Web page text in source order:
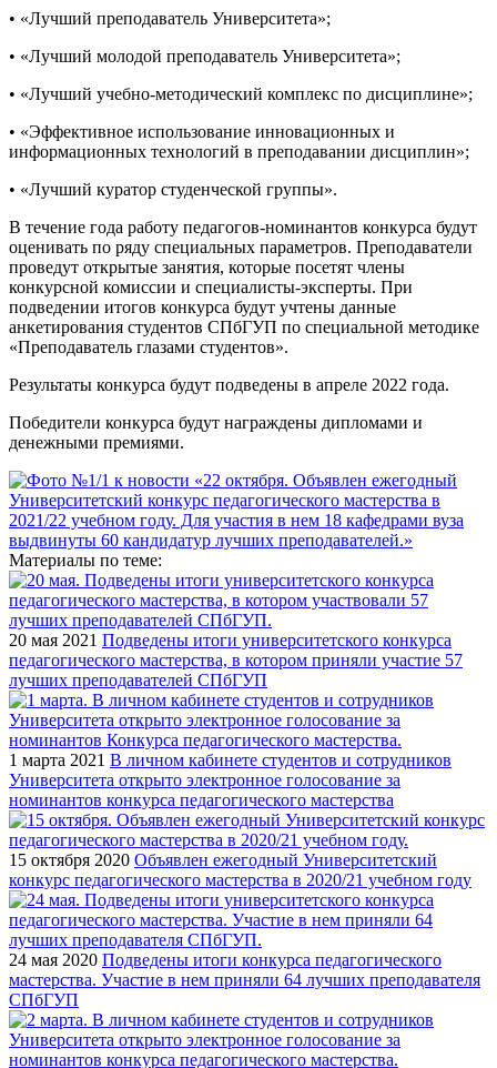
• «Лучший преподаватель Университета»;
• «Лучший молодой преподаватель Университета»;
• «Лучший учебно-методический комплекс по дисциплине»;
• «Эффективное использование инновационных и
информационных технологий в преподавании дисциплин»;
• «Лучший куратор студенческой группы».
В течение года работу педагогов-номинантов конкурса будут
оценивать по ряду специальных параметров. Преподаватели
проведут открытые занятия, которые посетят члены
конкурсной комиссии и специалисты-эксперты. При
подведении итогов конкурса будут учтены данные
анкетирования студентов СПбГУП по специальной методике
«Преподаватель глазами студентов».
Результаты конкурса будут подведены в апреле 2022 года.
Победители конкурса будут награждены дипломами и
денежными премиями.
Материалы по теме:
20 мая 2021 Подведены итоги университетского конкурса
педагогического мастерства, в котором приняли участие 57
лучших преподавателей СПбГУП
1 марта 2021 В личном кабинете студентов и сотрудников
Университета открыто электронное голосование за
номинантов конкурса педагогического мастерства
15 октября 2020 Объявлен ежегодный Университетский
конкурс педагогического мастерства в 2020/21 учебном году
24 мая 2020 Подведены итоги конкурса педагогического
мастерства. Участие в нем приняли 64 лучших преподавателя
СПбГУП